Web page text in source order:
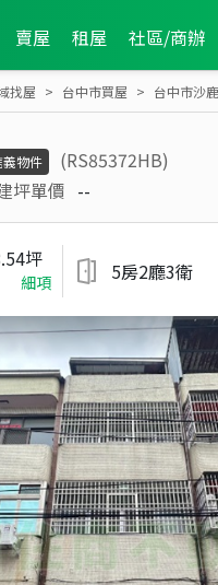
賣屋 租屋 社區/商辦
找屋 台中市買屋 台中市沙
義物件
(RS85372HB)
坪單價 --
坪
細項 5房2廳3衛